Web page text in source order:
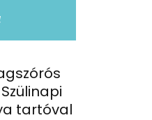
tartóval